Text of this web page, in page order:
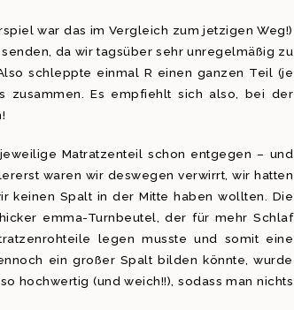
war das im Vergleich zum jetzigen Weg!)
da wir tagsüber sehr unregelmäßig zu
schleppte einmal R einen ganzen Teil (je
zusammen. Es empfiehlt sich also, bei der
Matratzenteil schon entgegen – und
waren wir deswegen verwirrt, wir hatten
keinen Spalt in der Mitte haben wollten. Die
emma-Turnbeutel, der für mehr Schlaf
legen musste und somit eine
ein großer Spalt bilden könnte, wurde
hochwertig (und weich!!), sodass man nichts